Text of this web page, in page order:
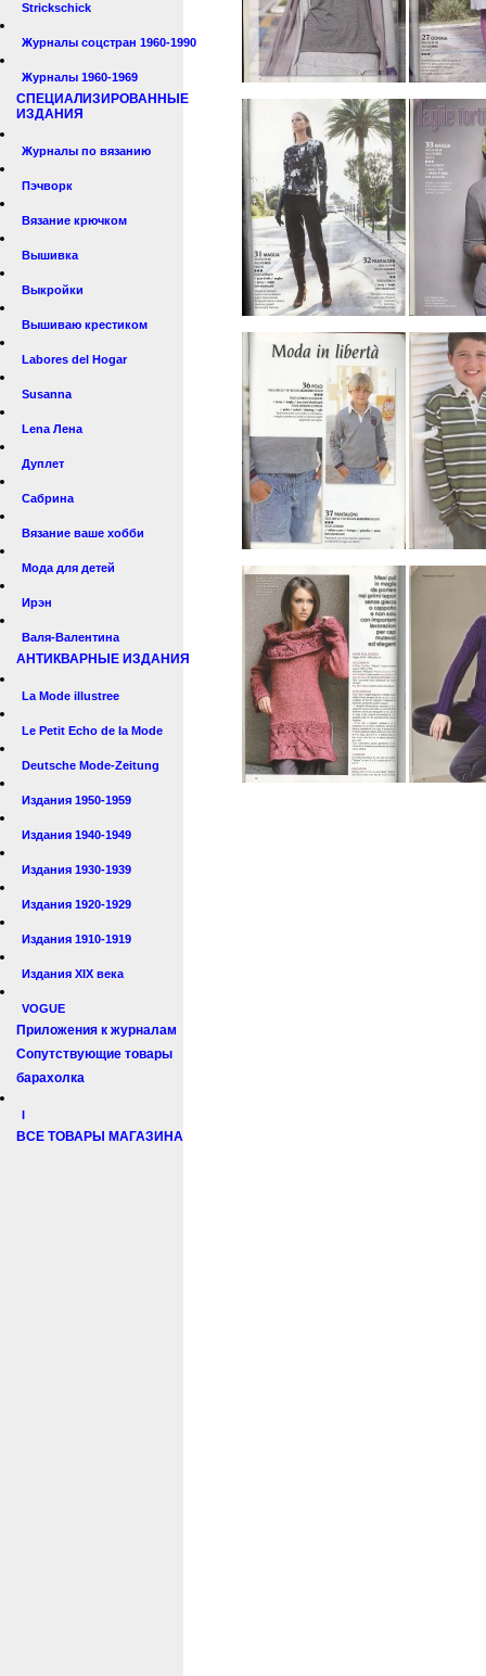
Strickschick
Журналы соцстран 1960-1990
Журналы 1960-1969
СПЕЦИАЛИЗИРОВАННЫЕ
ИЗДАНИЯ
Журналы по вязанию
Пэчворк
Вязание крючком
Вышивка
Выкройки
Вышиваю крестиком
Labores del Hogar
Susanna
Lena Лена
Дуплет
Сабрина
Вязание ваше хобби
Мода для детей
Ирэн
Валя-Валентина
АНТИКВАРНЫЕ ИЗДАНИЯ
La Mode illustree
Le Petit Echo de la Mode
Deutsche Mode-Zeitung
Издания 1950-1959
Издания 1940-1949
Издания 1930-1939
Издания 1920-1929
Издания 1910-1919
Издания XIX века
VOGUE
Приложения к журналам
Сопутствующие товары
барахолка
I
ВСЕ ТОВАРЫ МАГАЗИНА